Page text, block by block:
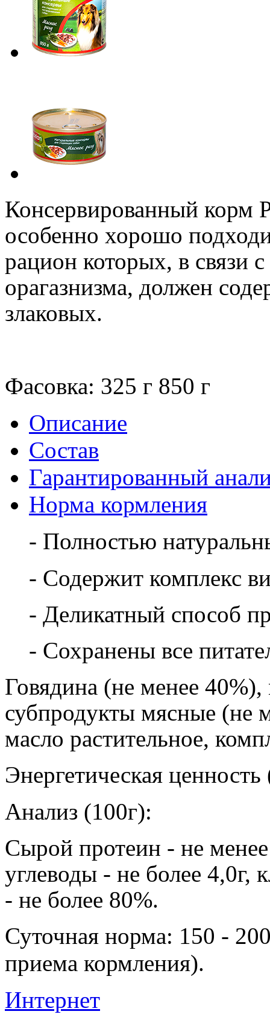
Консервированный корм
особенно хорошо
рацион которых, в связи
орагазнизма, должен
злаковых.
Фасовка: 325 г 850 г
Описание
Состав
Гарантированный
Норма кормления
- Полностью
- Содержит комплекс
- Деликатный способ
- Сохранены все
Говядина (не менее
субпродукты мясные (не
масло растительное,
Энергетическая
Анализ (100г):
Сырой протеин - не
углеводы - не более 4,0г,
- не более 80%.
Суточная норма: 150 -
приема кормления).
Интернет